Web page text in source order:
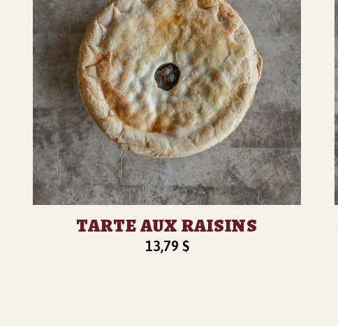
TARTE AUX RAISINS
13,79 $